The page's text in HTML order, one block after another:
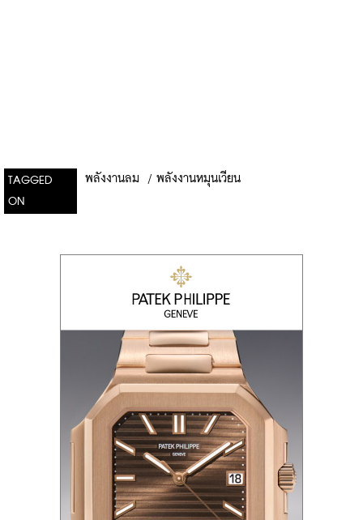
TAGGED
ON
พลังงานลม / พลังงานหมุนเวียน